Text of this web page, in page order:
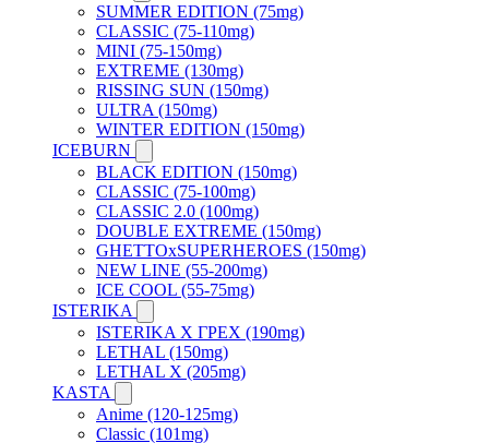
SUMMER EDITION (75mg)
CLASSIC (75-110mg)
MINI (75-150mg)
EXTREME (130mg)
RISSING SUN (150mg)
ULTRA (150mg)
WINTER EDITION (150mg)
ICEBURN
BLACK EDITION (150mg)
CLASSIC (75-100mg)
CLASSIC 2.0 (100mg)
DOUBLE EXTREME (150mg)
GHETTOxSUPERHEROES (150mg)
NEW LINE (55-200mg)
ICE COOL (55-75mg)
ISTERIKA
ISTERIKA X ГРЕХ (190mg)
LETHAL (150mg)
LETHAL X (205mg)
KASTA
Anime (120-125mg)
Classic (101mg)